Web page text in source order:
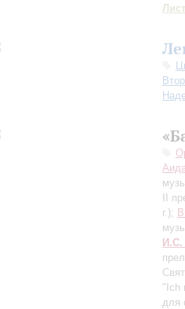
Лист
II
г.);
И.С.
"Ich
для